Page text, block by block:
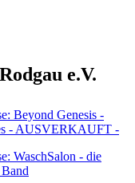
e.V.
Beyond Genesis -
- AUSVERKAUFT -
WaschSalon - die